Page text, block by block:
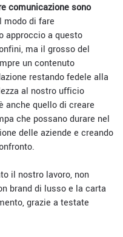
comunicazione sono
modo di fare
approccio a questo
ma il grosso del
un contenuto
restando fedele alla
al nostro ufficio
anche quello di creare
che possano durare nel
delle aziende e creando
il nostro lavoro, non
brand di lusso e la carta
grazie a testate